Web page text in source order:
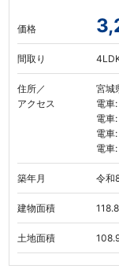
価格
間取り
住所／
アクセス
宮城
電車
電車
電車
電車
築年月 令和
建物面積
土地面積